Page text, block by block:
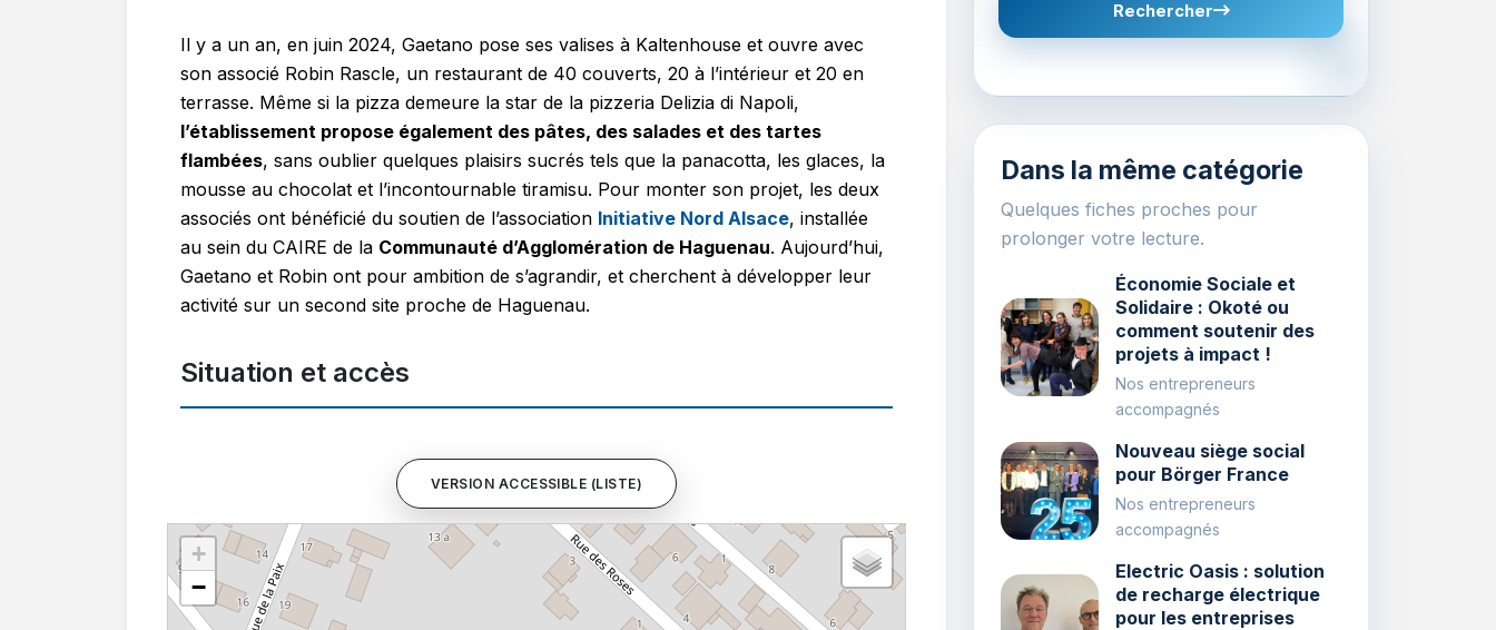
Il y a un an, en juin 2024, Gaetano pose ses valises à Kaltenhouse et ouvre avec
son associé Robin Rascle, un restaurant de 40 couverts, 20 à l’intérieur et 20 en
terrasse. Même si la pizza demeure la star de la pizzeria Delizia di Napoli,
l’établissement propose également des pâtes, des salades et des tartes
flambées, sans oublier quelques plaisirs sucrés tels que la panacotta, les glaces, la
mousse au chocolat et l’incontournable tiramisu. Pour monter son projet, les deux
associés ont bénéficié du soutien de l’association Initiative Nord Alsace, installée
au sein du CAIRE de la Communauté d’Agglomération de Haguenau. Aujourd’hui,
Gaetano et Robin ont pour ambition de s’agrandir, et cherchent à développer leur
activité sur un second site proche de Haguenau.
Situation et accès
VERSION ACCESSIBLE (LISTE)
+
−
Rechercher
Dans la même catégorie
Quelques fiches proches pour
prolonger votre lecture.
Économie Sociale et
Solidaire : Okoté ou
comment soutenir des
projets à impact !
Nos entrepreneurs
accompagnés
Nouveau siège social
pour Börger France
Nos entrepreneurs
accompagnés
Electric Oasis : solution
de recharge électrique
pour les entreprises